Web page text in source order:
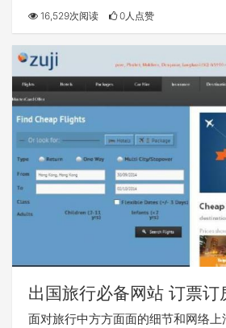
16,529次阅读 0人点赞
出国旅行必备网站 订票订
面对旅行中方方面面的细节和网络